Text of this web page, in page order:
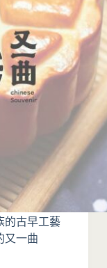
的古早工藝
又一曲